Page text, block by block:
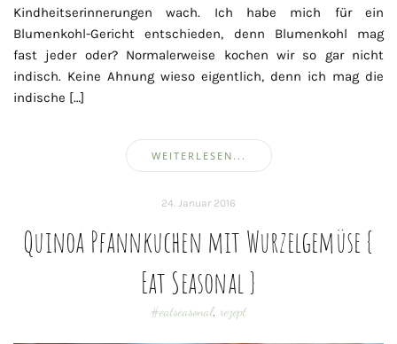
Kindheitserinnerungen wach. Ich habe mich für ein
Blumenkohl-Gericht entschieden, denn Blumenkohl mag
fast jeder oder? Normalerweise kochen wir so gar nicht
indisch. Keine Ahnung wieso eigentlich, denn ich mag die
indische […]
WEITERLESEN...
24. Januar 2016
Quinoa Pfannkuchen mit Wurzelgemüse {
Eat Seasonal }
#eatseasonal, rezept